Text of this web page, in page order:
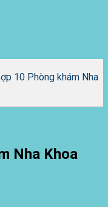
10 Phòng khám Nha
Nha Khoa